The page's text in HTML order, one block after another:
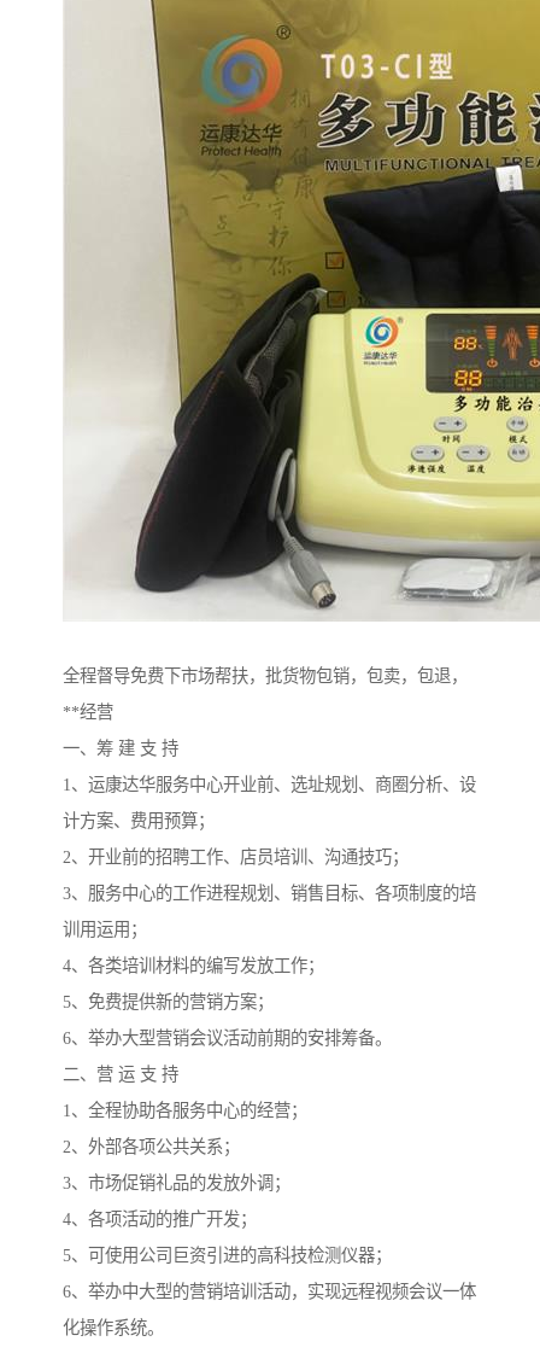
全程督导免费下市场帮扶，批货物包销，包卖，包退，
**经营
一、筹 建 支 持
1、运康达华服务中心开业前、选址规划、商圈分析、设
计方案、费用预算；
2、开业前的招聘工作、店员培训、沟通技巧；
3、服务中心的工作进程规划、销售目标、各项制度的培
训用运用；
4、各类培训材料的编写发放工作；
5、免费提供新的营销方案；
6、举办大型营销会议活动前期的安排筹备。
二、营 运 支 持
1、全程协助各服务中心的经营；
2、外部各项公共关系；
3、市场促销礼品的发放外调；
4、各项活动的推广开发；
5、可使用公司巨资引进的高科技检测仪器；
6、举办中大型的营销培训活动，实现远程视频会议一体
化操作系统。